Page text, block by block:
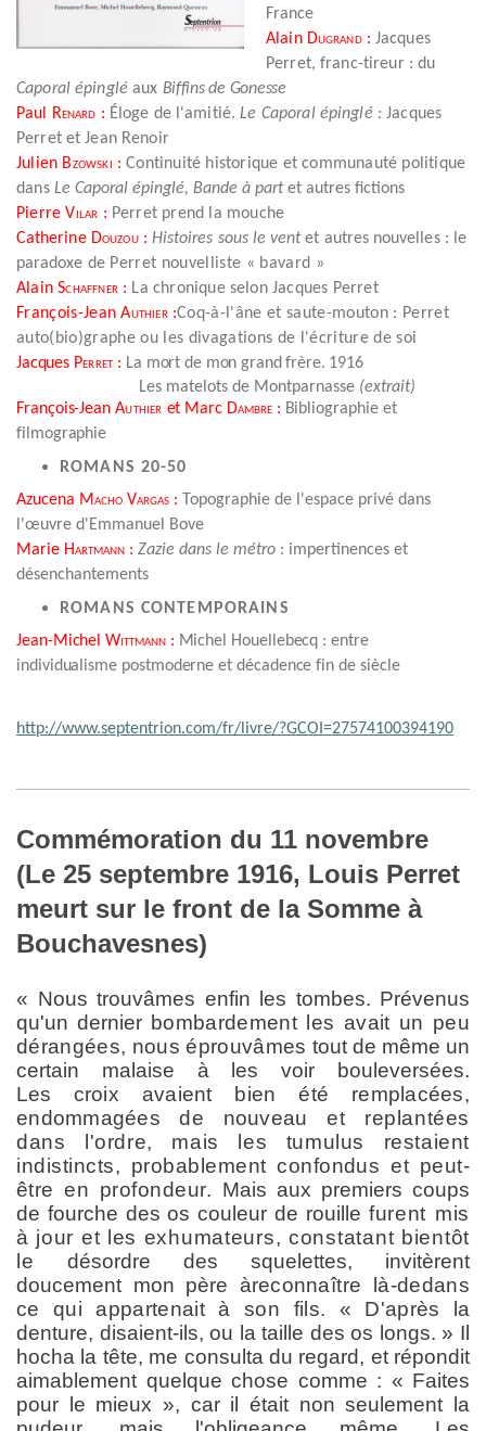
France
Alain Dugrand : Jacques
Perret, franc-tireur : du
Caporal épinglé aux Biffins de Gonesse
Paul Renard : Éloge de l'amitié.Le Caporal épinglé : Jacques
Perret etJean Renoir
Julien Bzowski : Continuité historique et communauté politique
dans Le Caporal épinglé, Bande à part et autres fictions
PierreVilar : Perret prend la mouche
Catherine Douzou : Histoires sous le vent et autres nouvelles : le
paradoxe de Perret nouvelliste « bavard »
AlainSchaffner : La chronique selon Jacques Perret
François-Jean Authier :Coq-à-l'âne et saute-mouton : Perret
auto(bio)graphe ou les divagations de l'écriture de soi
Jacques Perret : La mort de mon grand frère. 1916
Les matelots de Montparnasse (extrait)
François-Jean Authier et Marc Dambre: Bibliographie et
filmographie
ROMANS 20-50
Azucena Macho Vargas : Topographie de l'espace privé dans
l'œuvre d'Emmanuel Bove
Marie Hartmann : Zazie dans le métro : impertinences et
désenchantements
ROMANS CONTEMPORAINS
Jean-MichelWittmann: Michel Houellebecq : entre
individualisme postmoderne et décadence fin de siècle
http://www.septentrion.com/fr/livre/?GCOI=27574100394190
Commémoration du 11 novembre
(Le 25 septembre 1916, Louis Perret
meurt sur le front de la Somme à
Bouchavesnes)
« Nous trouvâmes enfin les tombes. Prévenus
qu'un dernier bombardement les avait un peu
dérangées, nous éprouvâmes tout de même un
certain malaise à les voir bouleversées.
Les croix avaient bien été remplacées,
endommagées de nouveau et replantées
dans l'ordre, mais les tumulus restaient
indistincts, probablement confondus et peut-
être en profondeur. Mais aux premiers coups
de fourche des os couleur de rouille furent mis
à jour et les exhumateurs, constatant bientôt
ledésordre des squelettes, invitèrent
doucement mon père àreconnaître là-dedans
ce qui appartenait à son fils. « D'après
la
denture, disaient-ils, ou la taille des os longs. » Il
hocha la tête, me consulta du regard, et répondit
aimablement quelque chose comme : « Faites
pour le mieux », car il était non seulement la